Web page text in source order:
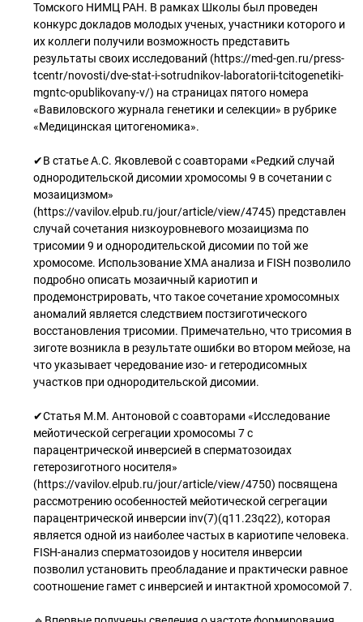
Томского НИМЦ РАН. В рамках Школы был проведен
конкурс докладов молодых ученых, участники которого и
их коллеги получили возможность представить
результаты своих исследований (https://med-gen.ru/press-
tcentr/novosti/dve-stat-i-sotrudnikov-laboratorii-tcitogenetiki-
mgntc-opublikovany-v/) на страницах пятого номера
«Вавиловского журнала генетики и селекции» в рубрике
«Медицинская цитогеномика».
✔В статье А.С. Яковлевой с соавторами «Редкий случай
однородительской дисомии хромосомы 9 в сочетании с
мозаицизмом»
(https://vavilov.elpub.ru/jour/article/view/4745) представлен
случай сочетания низкоуровневого мозаицизма по
трисомии 9 и однородительской дисомии по той же
хромосоме. Использование ХМА анализа и FISH позволило
подробно описать мозаичный кариотип и
продемонстрировать, что такое сочетание хромосомных
аномалий является следствием постзиготического
восстановления трисомии. Примечательно, что трисомия в
зиготе возникла в результате ошибки во втором мейозе, на
что указывает чередование изо- и гетеродисомных
участков при однородительской дисомии.
✔Статья М.М. Антоновой с соавторами «Исследование
мейотической сегрегации хромосомы 7 с
парацентрической инверсией в сперматозоидах
гетерозиготного носителя»
(https://vavilov.elpub.ru/jour/article/view/4750) посвящена
рассмотрению особенностей мейотической сегрегации
парацентрической инверсии inv(7)(q11.23q22), которая
является одной из наиболее частых в кариотипе человека.
FISH-анализ сперматозоидов у носителя инверсии
позволил установить преобладание и практически равное
соотношение гамет с инверсией и интактной хромосомой 7.